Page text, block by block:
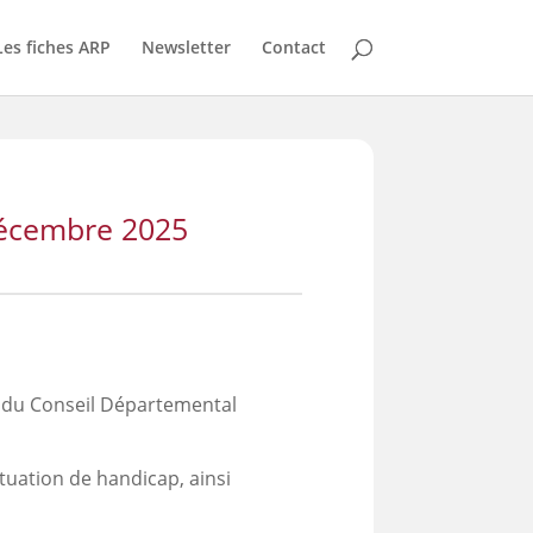
fiches ARP Newsletter Contact
2025
Conseil Départemental
de handicap, ainsi